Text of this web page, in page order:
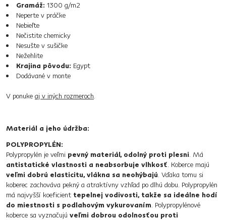
Gramáž: 1300 g/m2
Neperte v práčke
Nebieľte
Nečistite chemicky
Nesušte v sušičke
Nežehlite
Krajina pôvodu: Egypt
Dodávané v monte
V ponuke aj v iných rozmeroch.
Materiál a jeho údržba:
POLYPROPYLÉN:
Polypropylén je veľmi pevný materiál, odolný proti plesni. Má
antistatické vlastnosti a neabsorbuje vlhkosť. Koberce majú
veľmi dobrú elasticitu, vlákna sa neohýbajú. Vďaka tomu si
koberec zachováva pekný a atraktívny vzhľad po dlhú dobu. Polypropylén
má najvyšší koeficient tepelnej vodivosti, takže sa ideálne hodí
do miestnosti s podlahovým vykurovaním. Polypropylénové
koberce sa vyznačujú veľmi dobrou odolnosťou proti